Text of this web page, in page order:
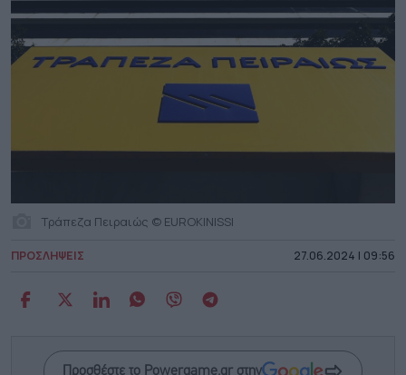
Τράπεζα Πειραιώς © EUROKINISSI
ΠΡΟΣΛΗΨΕΙΣ 27.06.2024 | 09:56
Προσθέστε το Powergame.gr στην